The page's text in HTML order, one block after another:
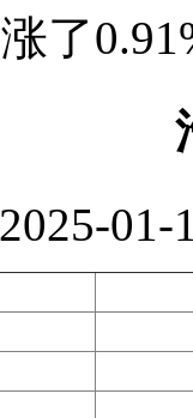
了
01-